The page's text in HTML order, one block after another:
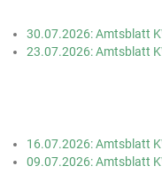
30.07.2026: Amtsblatt
23.07.2026: Amtsblatt
16.07.2026: Amtsblatt
09.07.2026: Amtsblatt